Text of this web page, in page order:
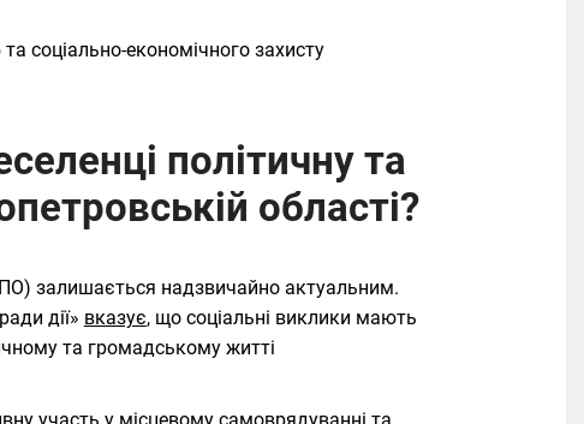
соціально-економічного захисту
політичну та
області?
залишається надзвичайно актуальним.
дії» вказує, що соціальні виклики мають
та громадському житті